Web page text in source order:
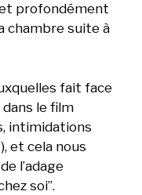
profondément
chambre suite à
fait face
le film
intimidations
et cela nous
l’adage
soi”.